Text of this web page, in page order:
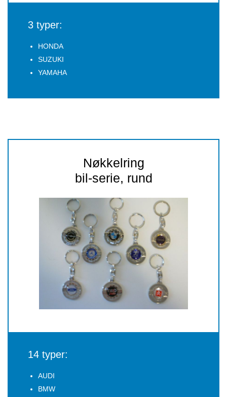
3 typer:
HONDA
SUZUKI
YAMAHA
Nøkkelring
bil-serie, rund
14 typer:
AUDI
BMW